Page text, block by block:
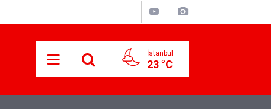
İstanbul
23 °C